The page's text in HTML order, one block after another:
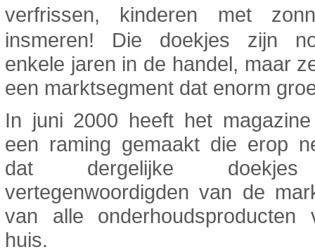
verfrissen, kinderen met
insmeren! Die doekjes zijn
enkele jaren in de handel, maar
een marktsegment dat enorm
In juni 2000 heeft het
een raming gemaakt die erop
dat dergelijke
vertegenwoordigden van de
van alle onderhoudsproducten
huis.